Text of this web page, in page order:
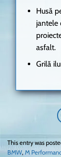
Husă
jantele
asfalt.
Grilă
This entry was
BMW, M